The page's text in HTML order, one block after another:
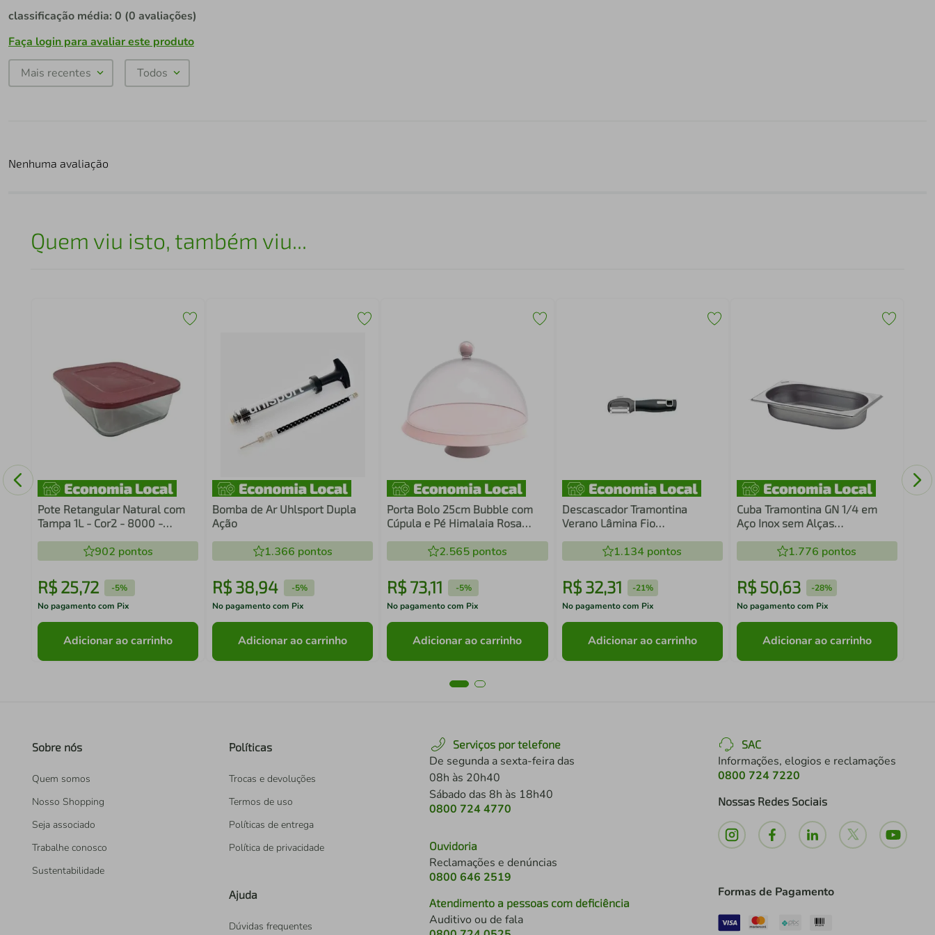
classificação média: 0 (0 avaliações)
Faça login para avaliar este produto
Mais recentes Todos
Nenhuma avaliação
Quem viu isto, também viu...
Pote Retangular Natural com
Tampa 1L - Cor2 - 8000 -
902 pontos
R$ 25,72 -5%
No pagamento com Pix
Adicionar ao carrinho
Bomba de Ar Uhlsport Dupla
Ação
1.366 pontos
R$ 38,94 -5%
No pagamento com Pix
Adicionar ao carrinho
Porta Bolo 25cm Bubble com
Cúpula e Pé Himalaia Rosa
2.565pontos
R$73,11 -5%
No pagamento com Pix
Adicionar ao carrinho
Descascador Tramontina
Verano Lâmina Fio
1.134 pontos
R$ 32,31 -21%
No pagamento com Pix
Adicionar ao carrinho
Cuba Tramontina GN 1/4 em
Aço Inox sem Alças
1.776 pontos
R$ 50,63 -28%
No pagamento com Pix
Adicionar ao carrinho
Sobre nós
Quem somos
Nosso Shopping
Seja associado
Trabalhe conosco
Sustentabilidade
Políticas
Trocas e devoluções
Termos de uso
Políticas de entrega
Política de privacidade
Ajuda
Dúvidas frequentes
Serviços por telefone
De segunda a sexta-feira das
08h às 20h40
Sábado das 8h às 18h40
0800 724 4770
Ouvidoria
Reclamações e denúncias
0800 646 2519
Atendimento a pessoas com deficiência
Auditivo ou de fala
SAC
Informações, elogios e reclamações
0800 724 7220
Nossas Redes Sociais
Formas de Pagamento